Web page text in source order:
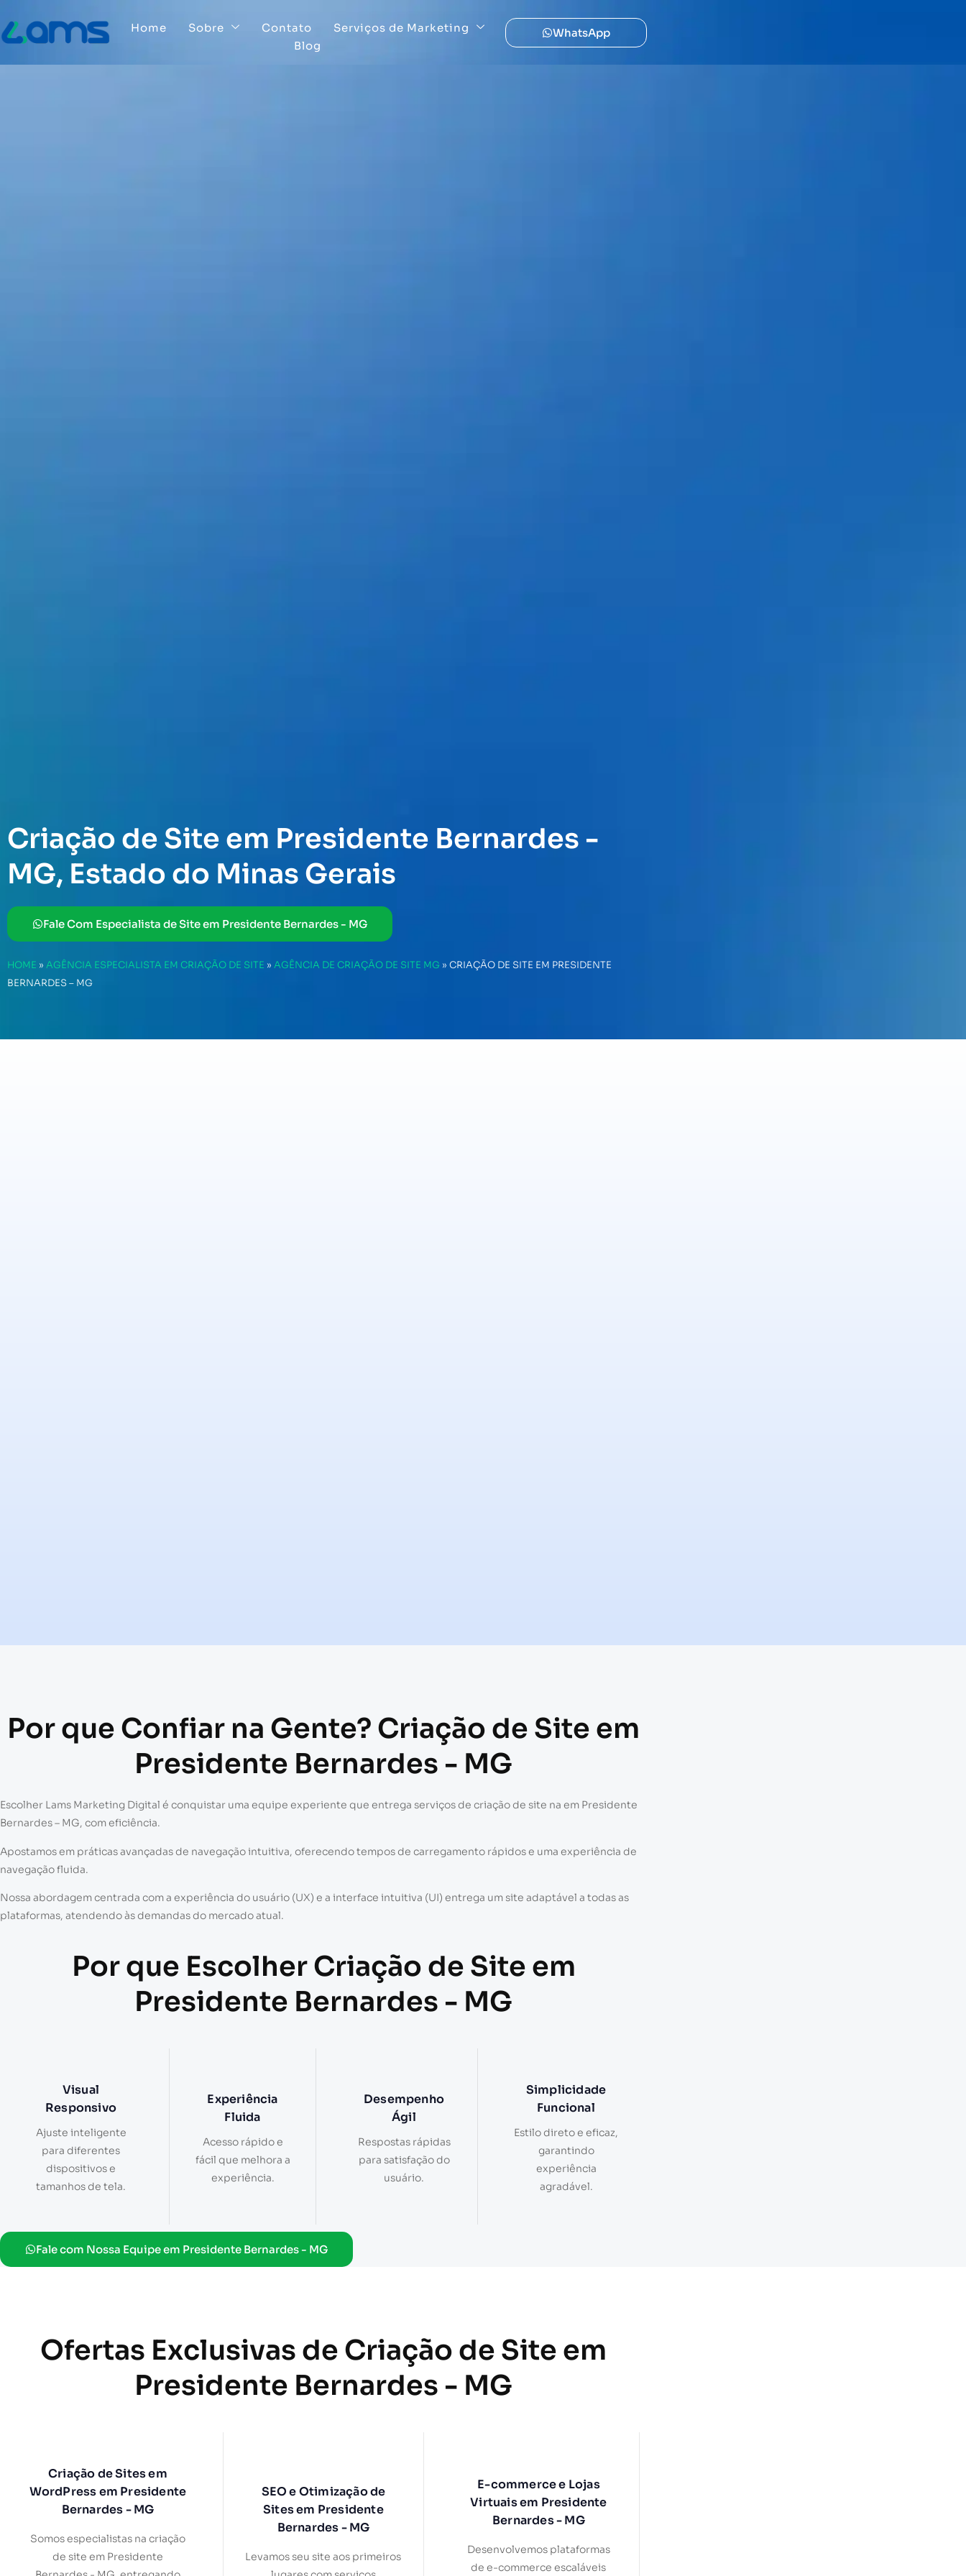
Home Sobre Contato
Serviços de Marketing
Blog
WhatsApp
Criação de Site em Presidente Bernardes -
MG, Estado do Minas Gerais
Fale Com Especialista de Site em Presidente Bernardes - MG
HOME » AGÊNCIA ESPECIALISTA EM CRIAÇÃO DE SITE » AGÊNCIA DE CRIAÇÃO DE SITE MG » CRIAÇÃO DE SITE EM PRESIDENTE
BERNARDES – MG
Por que Confiar na Gente? Criação de Site em
Presidente Bernardes - MG
Escolher Lams Marketing Digital é conquistar uma equipe experiente que entrega serviços de criação de site na em Presidente
Bernardes – MG, com eficiência.
Apostamos em práticas avançadas de navegação intuitiva, oferecendo tempos de carregamento rápidos e uma experiência de
navegação fluida.
Nossa abordagem centrada com a experiência do usuário (UX) e a interface intuitiva (UI) entrega um site adaptável a todas as
plataformas, atendendo às demandas do mercado atual.
Por que Escolher Criação de Site em
Presidente Bernardes - MG
Visual
Responsivo
Ajuste inteligente
para diferentes
dispositivos e
tamanhos de tela.
Experiência
Fluida
Acesso rápido e
fácil que melhora a
experiência.
Desempenho
Ágil
Respostas rápidas
para satisfação do
usuário.
Simplicidade
Funcional
Estilo direto e eficaz,
garantindo
experiência
agradável.
Fale com Nossa Equipe em Presidente Bernardes - MG
Ofertas Exclusivas de Criação de Site em
Presidente Bernardes - MG
Criação de Sites em
WordPress em Presidente
Bernardes - MG
Somos especialistas na criação
de site em Presidente
SEO e Otimização de
Sites em Presidente
Bernardes - MG
Levamos seu site aos primeiros
E-commerce e Lojas
Virtuais em Presidente
Bernardes - MG
Desenvolvemos plataformas
de e-commerce escaláveis